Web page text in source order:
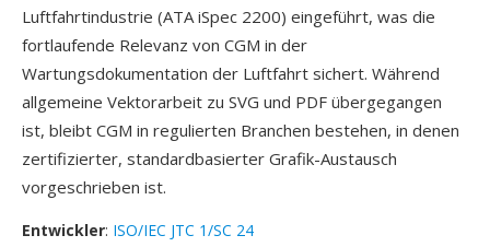
Luftfahrtindustrie (ATA iSpec 2200) eingeführt, was die
fortlaufende Relevanz von CGM in der
Wartungsdokumentation der Luftfahrt sichert. Während
allgemeine Vektorarbeit zu SVG und PDF übergegangen
ist, bleibt CGM in regulierten Branchen bestehen, in denen
zertifizierter, standardbasierter Grafik-Austausch
vorgeschrieben ist.
Entwickler: ISO/IEC JTC 1/SC 24